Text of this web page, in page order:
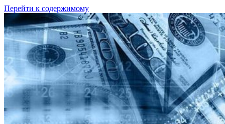
Перейти к содержимому